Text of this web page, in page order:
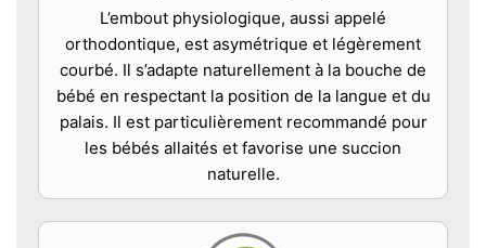
L’embout physiologique, aussi appelé
orthodontique, est asymétrique et légèrement
courbé. Il s’adapte naturellement à la bouche de
bébé en respectant la position de la langue et du
palais. Il est particulièrement recommandé pour
les bébés allaités et favorise une succion
naturelle.